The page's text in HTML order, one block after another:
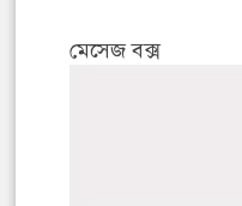
মেসেজ বক্স